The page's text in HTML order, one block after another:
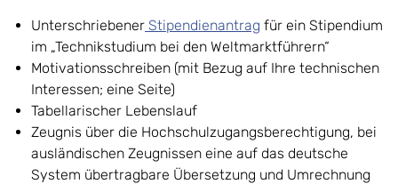
Unterschriebener Stipendienantrag für ein Stipendium
im „Technikstudium bei den Weltmarktführern“
Motivationsschreiben (mit Bezug auf Ihre technischen
Interessen; eine Seite)
Tabellarischer Lebenslauf
Zeugnis über die Hochschulzugangsberechtigung, bei
ausländischen Zeugnissen eine auf das deutsche
System übertragbare Übersetzung und Umrechnung